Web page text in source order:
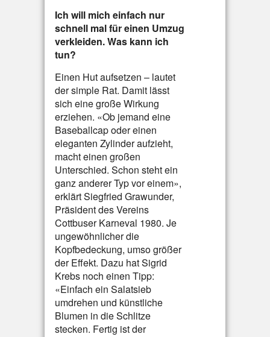
Ich will mich einfach nur
schnell mal für einen Umzug
verkleiden. Was kann ich
tun?
Einen Hut aufsetzen – lautet
der simple Rat. Damit lässt
sich eine große Wirkung
erziehen. «Ob jemand eine
Baseballcap oder einen
eleganten Zylinder aufzieht,
macht einen großen
Unterschied. Schon steht ein
ganz anderer Typ vor einem»,
erklärt Siegfried Grawunder,
Präsident des Vereins
Cottbuser Karneval 1980. Je
ungewöhnlicher die
Kopfbedeckung, umso größer
der Effekt. Dazu hat Sigrid
Krebs noch einen Tipp:
«Einfach ein Salatsieb
umdrehen und künstliche
Blumen in die Schlitze
stecken. Fertig ist der